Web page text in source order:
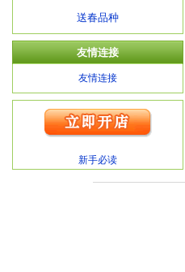
送春品种
友情连接
友情连接
新手必读